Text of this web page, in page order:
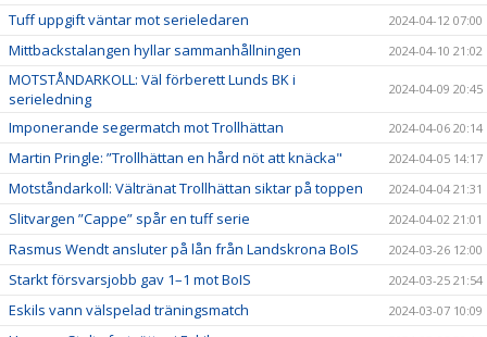
Tuff uppgift väntar mot serieledaren 2024-04-12 07:00
Mittbackstalangen hyllar sammanhållningen 2024-04-10 21:02
MOTSTÅNDARKOLL: Väl förberett Lunds BK i
serieledning
2024-04-09 20:45
Imponerande segermatch mot Trollhättan 2024-04-06 20:14
Martin Pringle: ”Trollhättan en hård nöt att knäcka" 2024-04-05 14:17
Motståndarkoll: Vältränat Trollhättan siktar på toppen 2024-04-04 21:31
Slitvargen ”Cappe” spår en tuff serie 2024-04-02 21:01
Rasmus Wendt ansluter på lån från Landskrona BoIS 2024-03-26 12:00
Starkt försvarsjobb gav 1–1 mot BoIS 2024-03-25 21:54
Eskils vann välspelad träningsmatch 2024-03-07 10:09